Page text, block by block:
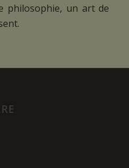
philosophie, un art de